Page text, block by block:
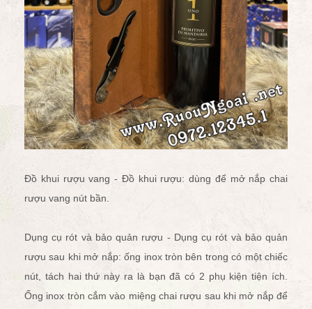
Đồ khui rượu vang - Đồ khui rượu: dùng để mở nắp chai
rượu vang nút bần.
Dụng cụ rót và bảo quản rượu - Dụng cụ rót và bảo quản
rượu sau khi mở nắp: ống inox tròn bên trong có một chiếc
nút, tách hai thứ này ra là bạn đã có 2 phụ kiện tiện ích.
Ống inox tròn cắm vào miệng chai rượu sau khi mở nắp để